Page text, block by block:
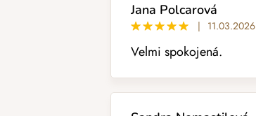
Jana Polcarová
| 11.03.2026
Velmi spokojená.